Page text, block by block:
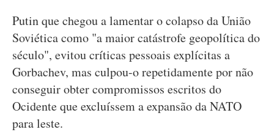
Putin que chegou a lamentar o colapso da União
Soviética como "a maior catástrofe geopolítica do
século", evitou críticas pessoais explícitas a
Gorbachev, mas culpou-o repetidamente por não
conseguir obter compromissos escritos do
Ocidente que excluíssem a expansão da NATO
para leste.